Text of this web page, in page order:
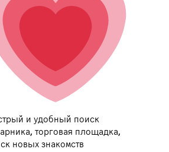
и удобный поиск
торговая площадка,
новых знакомств